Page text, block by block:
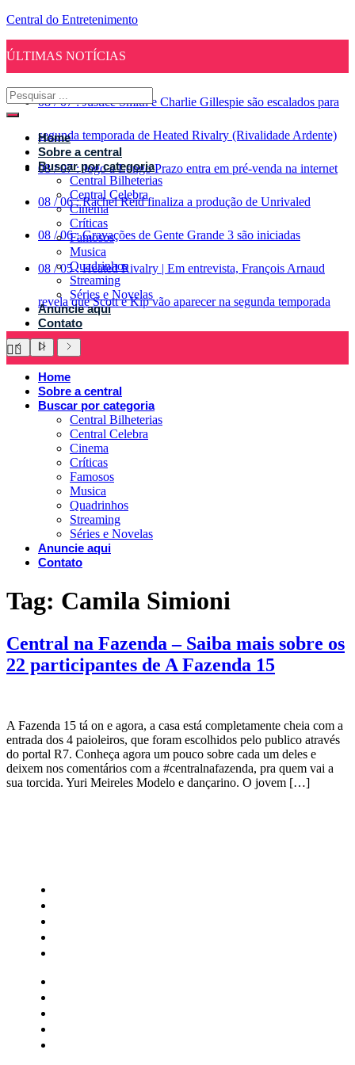
Central do Entretenimento
ÚLTIMAS NOTÍCIAS
08 / 07 : Justice Smith e Charlie Gillespie são escalados para
segunda temporada de Heated Rivalry (Rivalidade Ardente)
08 / 07 : Jogo a Longo Prazo entra em pré-venda na internet
08 / 06 : Rachel Reid finaliza a produção de Unrivaled
08 / 06 : Gravações de Gente Grande 3 são iniciadas
08 / 05 : Heated Rivalry | Em entrevista, François Arnaud
revela que Scott e Kip vão aparecer na segunda temporada
Home
Sobre a central
Buscar por categoria
Central Bilheterias
Central Celebra
Cinema
Críticas
Famosos
Musica
Quadrinhos
Streaming
Séries e Novelas
Anuncie aqui
Contato
Home
Sobre a central
Buscar por categoria
Central Bilheterias
Central Celebra
Cinema
Críticas
Famosos
Musica
Quadrinhos
Streaming
Séries e Novelas
Anuncie aqui
Contato
Tag: Camila Simioni
Central na Fazenda – Saiba mais sobre os
22 participantes de A Fazenda 15
A Fazenda 15 tá on e agora, a casa está completamente cheia com a
entrada dos 4 paioleiros, que foram escolhidos pelo publico através
do portal R7. Conheça agora um pouco sobre cada um deles e
deixem nos comentários com a #centralnafazenda, pra quem vai a
sua torcida. Yuri Meireles Modelo e dançarino. O jovem […]